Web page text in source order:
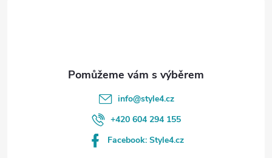
info@style4.cz
+420 604 294 155
Facebook: Style4.cz